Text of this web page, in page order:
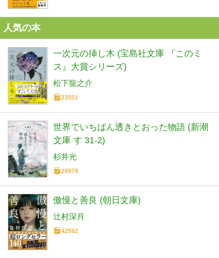
人気の本
一次元の挿し木 (宝島社文庫 『このミ
ス』大賞シリーズ)
松下龍之介
23551
世界でいちばん透きとおった物語 (新潮
文庫 す 31-2)
杉井光
29979
傲慢と善良 (朝日文庫)
辻村深月
42592